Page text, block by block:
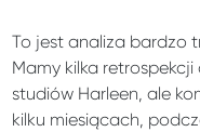
To jest analiza bardzo
Mamy kilka
studiów Harleen, ale
kilku miesiącach,